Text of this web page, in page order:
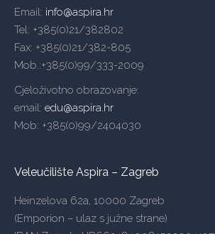
Email: info@aspira.hr
Tel: +385(0)21/382802
Fax: +385(0)21/382-805
Mob.:+385(0)99/333-2009
Cjeloživotno obrazovanje:
email: edu@aspira.hr
Mob: +385(0)99/2404030
Veleučilište Aspira – Zagreb
Heinzelova 62a, 10000 Zagreb
(Emporion – ulaz s južne strane)